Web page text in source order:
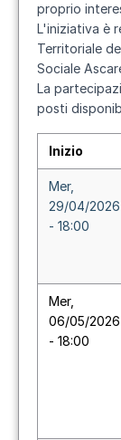
proprio
L'iniziativa è
Territoriale
Sociale
La
posti
Inizio
Mer,
29/04/2026
- 18:00
Mer,
06/05/2026
- 18:00